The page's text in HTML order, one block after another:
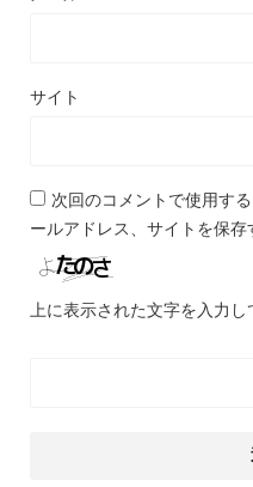
サイト
次回のコメントで使用す
ールアドレス、サイトを保存
上に表示された文字を入力し